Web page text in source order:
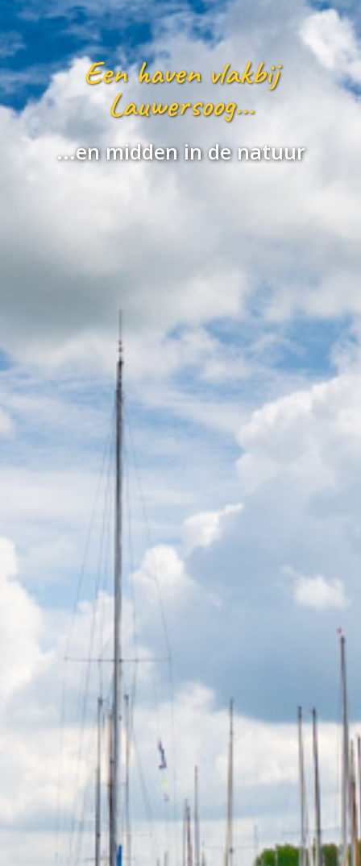
Een haven vlakbij
Lauwersoog...
...en midden in de natuur